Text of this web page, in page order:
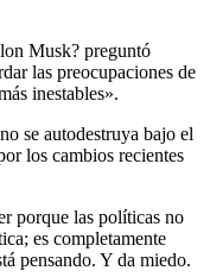
Musk? preguntó
las preocupaciones de
inestables».
se autodestruya bajo el
los cambios recientes
porque las políticas no
es completamente
pensando. Y da miedo.